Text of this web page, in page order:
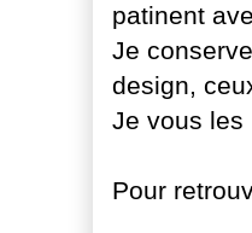
patinent
Je
design,
Je vous les
Pour